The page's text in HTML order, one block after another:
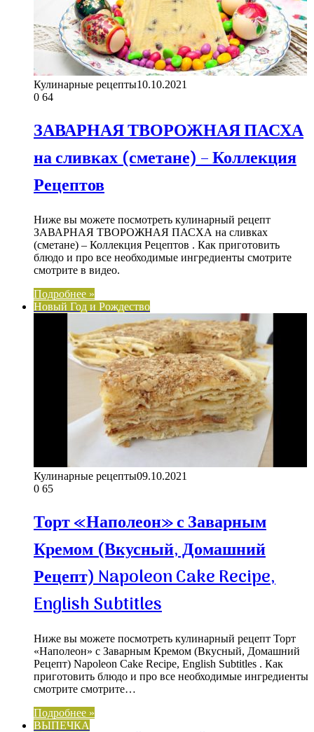
Кулинарные рецепты10.10.2021
0 64
ЗАВАРНАЯ ТВОРОЖНАЯ ПАСХА
на сливках (сметане) – Коллекция
Рецептов
Ниже вы можете посмотреть кулинарный рецепт
ЗАВАРНАЯ ТВОРОЖНАЯ ПАСХА на сливках
(сметане) – Коллекция Рецептов . Как приготовить
блюдо и про все необходимые ингредиенты смотрите
смотрите в видео.
Подробнее »
Новый Год и Рождество
Кулинарные рецепты09.10.2021
0 65
Торт «Наполеон» с Заварным
Кремом (Вкусный, Домашний
Рецепт) Napoleon Cake Recipe,
English Subtitles
Ниже вы можете посмотреть кулинарный рецепт Торт
«Наполеон» с Заварным Кремом (Вкусный, Домашний
Рецепт) Napoleon Cake Recipe, English Subtitles . Как
приготовить блюдо и про все необходимые ингредиенты
смотрите смотрите…
Подробнее »
ВЫПЕЧКА